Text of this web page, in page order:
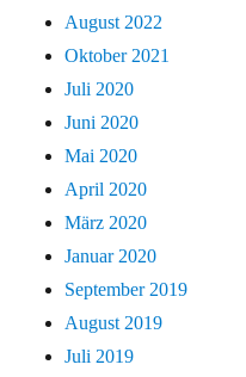
August 2022
Oktober 2021
Juli 2020
Juni 2020
Mai 2020
April 2020
März 2020
Januar 2020
September 2019
August 2019
Juli 2019